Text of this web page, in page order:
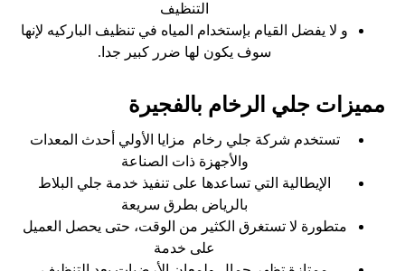
التنظيف
و لا يفضل القيام بإستخدام المياه في تنظيف الباركيه لإنها
سوف يكون لها ضرر كبير جدا.
مميزات جلي الرخام بالفجيرة
تستخدم شركة جلي رخام مزايا الأولي أحدث المعدات
والأجهزة ذات الصناعة
الإيطالية التي تساعدها على تنفيذ خدمة جلي البلاط
بالرياض بطرق سريعة
متطورة لا تستغرق الكثير من الوقت، حتى يحصل العميل
على خدمة